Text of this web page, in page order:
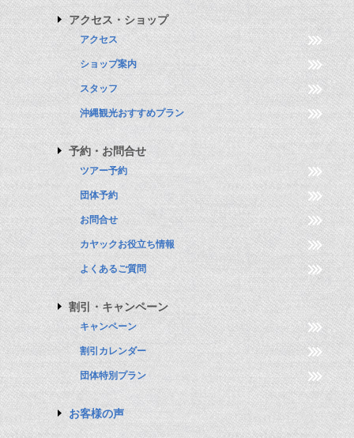
アクセス・ショップ
アクセス
ショップ案内
スタッフ
沖縄観光おすすめプラン
予約・お問合せ
ツアー予約
団体予約
お問合せ
カヤックお役立ち情報
よくあるご質問
割引・キャンペーン
キャンペーン
割引カレンダー
団体特別プラン
お客様の声